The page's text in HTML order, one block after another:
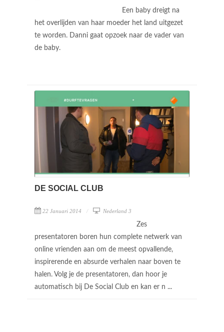
Een baby dreigt na
het overlijden van haar moeder het land uitgezet
te worden. Danni gaat opzoek naar de vader van
de baby.
DE SOCIAL CLUB
22 Januari 2014 Nederland 3
Zes
presentatoren boren hun complete netwerk van
online vrienden aan om de meest opvallende,
inspirerende en absurde verhalen naar boven te
halen. Volg je de presentatoren, dan hoor je
automatisch bij De Social Club en kan er n ...